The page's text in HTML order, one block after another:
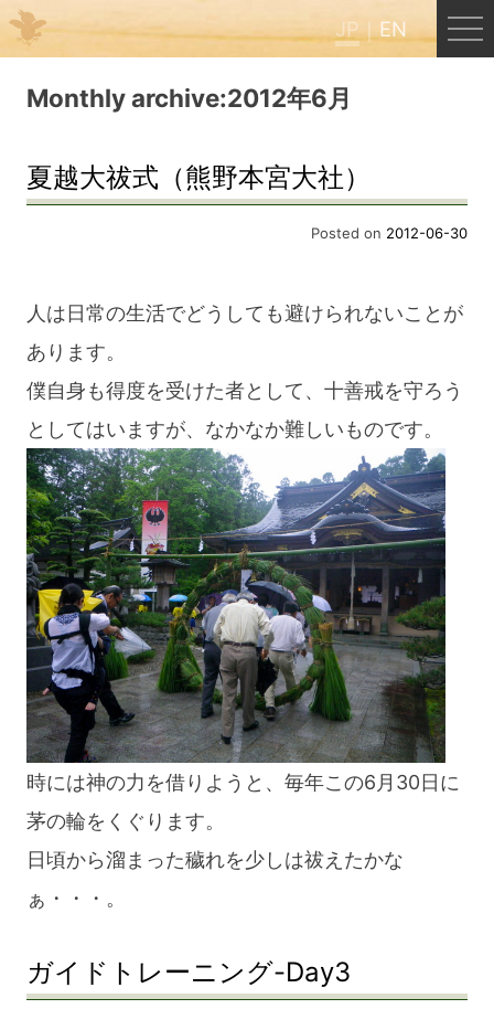
JP EN
Menu
JP EN
B&B Cafe ほんぐう
くまのバックパッカーズ
くまのエクスペリエンス
blog
Monthly archive:2012年6月
夏越大祓式（熊野本宮大社）
Posted on 2012-06-30
人は日常の生活でどうしても避けられないことが
あります。
僕自身も得度を受けた者として、十善戒を守ろう
としてはいますが、なかなか難しいものです。
時には神の力を借りようと、毎年この6月30日に
茅の輪をくぐります。
日頃から溜まった穢れを少しは祓えたかな
ぁ・・・。
ガイドトレーニング-Day3